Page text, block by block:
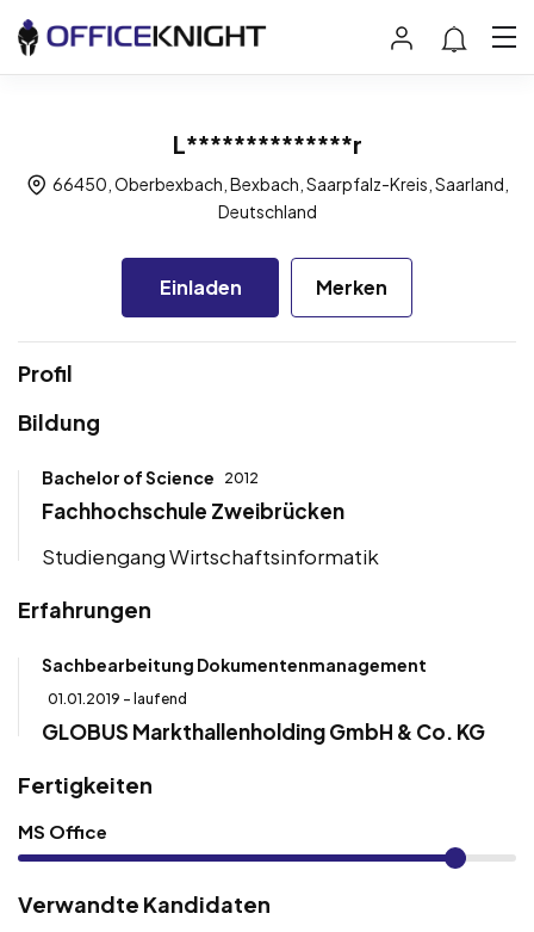
L**************r
66450, Oberbexbach, Bexbach, Saarpfalz-Kreis, Saarland,
Deutschland
Einladen Merken
Profil
Bildung
Bachelor of Science 2012
Fachhochschule Zweibrücken
Studiengang Wirtschaftsinformatik
Erfahrungen
Sachbearbeitung Dokumentenmanagement
01.01.2019 - laufend
GLOBUS Markthallenholding GmbH & Co. KG
Fertigkeiten
MS Office
Verwandte Kandidaten